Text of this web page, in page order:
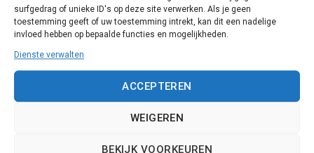
surfgedrag of unieke ID's op deze site verwerken. Als je geen
toestemming geeft of uw toestemming intrekt, kan dit een nadelige
invloed hebben op bepaalde functies en mogelijkheden.
Dienste verwalten
ACCEPTEREN
WEIGEREN
BEKIJK VOORKEUREN
Support
Support
Systemupdates